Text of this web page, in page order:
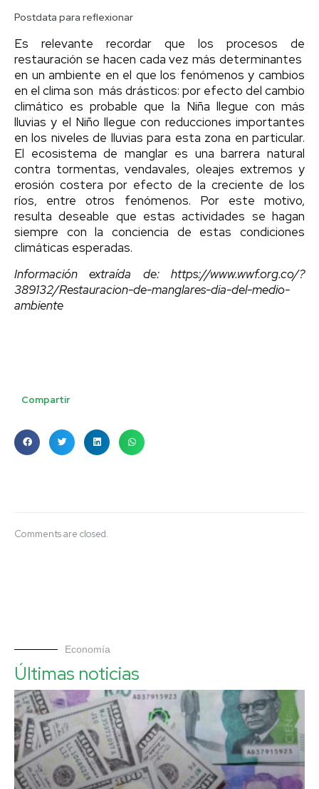
Postdata para reflexionar
Es relevante recordar que los procesos de
restauración se hacen cada vez más determinantes
en un ambiente en el que los fenómenos y cambios
en el clima son más drásticos: por efecto del cambio
climático es probable que la Niña llegue con más
lluvias y el Niño llegue con reducciones importantes
en los niveles de lluvias para esta zona en particular.
El ecosistema de manglar es una barrera natural
contra tormentas, vendavales, oleajes extremos y
erosión costera por efecto de la creciente de los
ríos, entre otros fenómenos. Por este motivo,
resulta deseable que estas actividades se hagan
siempre con la conciencia de estas condiciones
climáticas esperadas.
Información extraída de: https://www.wwf.org.co/?
389132/Restauracion-de-manglares-dia-del-medio-
ambiente
Compartir
Comments are closed.
Economía
Últimas noticias